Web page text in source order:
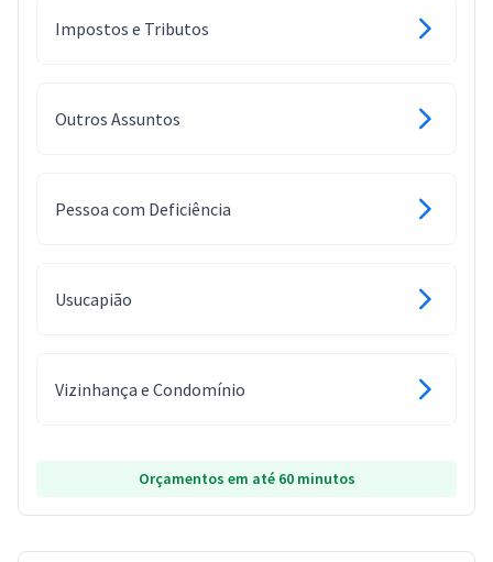
Impostos e Tributos
Outros Assuntos
Pessoa com Deficiência
Usucapião
Vizinhança e Condomínio
Orçamentos em até 60 minutos